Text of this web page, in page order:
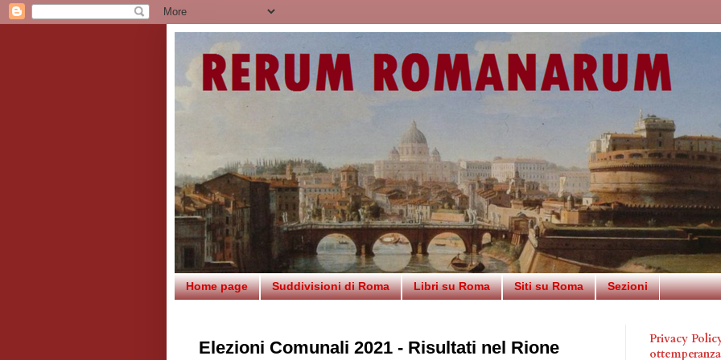
Home page Suddivisioni di Roma Libri su Roma Siti su Roma Sezioni
Elezioni Comunali 2021 - Risultati nel Rione
Privacy